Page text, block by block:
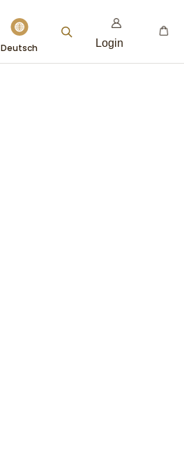
Sprache
Deutsch
Login